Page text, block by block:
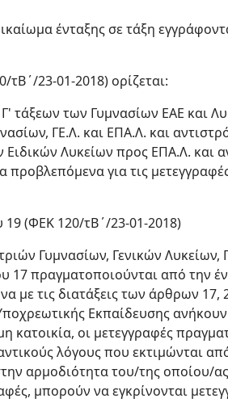
ένταξης σε τάξη
23-01-2018) ορίζεται:
τάξεων των Γυμνασίων ΕΑΕ και
ΓΕ.Λ. και ΕΠΑ.Λ. και
Ειδικών Λυκείων προς ΕΠΑ.Λ. και
προβλεπόμενα για τις
(ΦΕΚ 120/τΒ΄/23-01-2018)
Γυμνασίων, Γενικών Λυκείων,
17 πραγματοποιούνται από την
με τις διατάξεις των άρθρων 17,
Εκπαίδευσης
κατοικία, οι μετεγγραφές
λόγους που εκτιμώνται
αρμοδιότητα του/της οποίου/
μπορούν να εγκρίνονται